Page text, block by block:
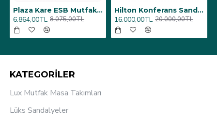
Üst Üste Konan Hilton Konferans Sandalye - (4 Adet)
12.000,00TL 15.000,00TL
Porselen Masa Tablası 80X160
26.350,00TL 31.000,00TL
KATEGORİLER
Lux Mutfak Masa Takımları
Lüks Sandalyeler